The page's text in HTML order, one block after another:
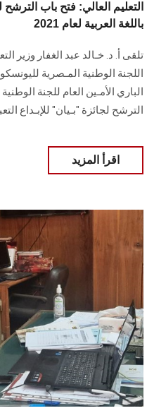
التعليم العالي: فتح باب الترشح
باللغة العربية لعام 2021
تلقى أ. د. خـالد عبد الغفار وزير
اللجنة الوطنية المـصرية
الباري الأمـين العام للجنة
الترشح لجائزة "بـيان" للإبـداع
اقرأ المزيد